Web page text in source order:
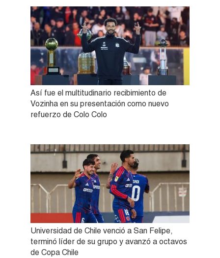
Así fue el multitudinario recibimiento de
Vozinha en su presentación como nuevo
refuerzo de Colo Colo
Universidad de Chile venció a San Felipe,
terminó líder de su grupo y avanzó a octavos
de Copa Chile